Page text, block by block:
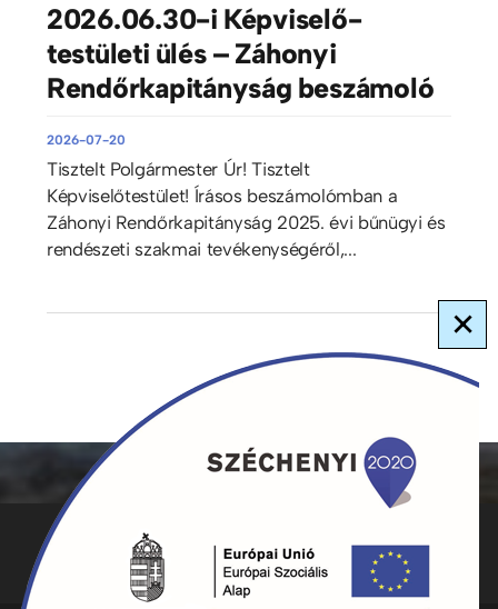
2026.06.30-i Képviselő-
testületi ülés – Záhonyi
Rendőrkapitányság beszámoló
2026-07-20
Tisztelt Polgármester Úr! Tisztelt
Képviselőtestület! Írásos beszámolómban a
Záhonyi Rendőrkapitányság 2025. évi bűnügyi és
rendészeti szakmai tevékenységéről,...
×